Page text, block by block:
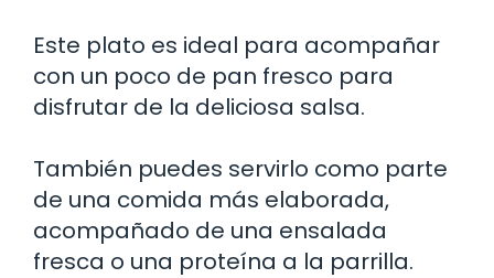
Este plato es ideal para acompañar
con un poco de pan fresco para
disfrutar de la deliciosa salsa.
También puedes servirlo como parte
de una comida más elaborada,
acompañado de una ensalada
fresca o una proteína a la parrilla.